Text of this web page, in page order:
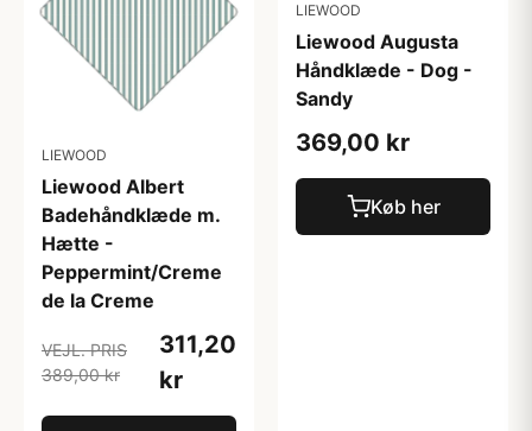
LIEWOOD
Liewood Albert
Badehåndklæde m.
Hætte -
Peppermint/Creme
de la Creme
VEJL. PRIS
389,00 kr
311,20
kr
LIEWOOD
Liewood Augusta
Håndklæde - Dog -
Sandy
369,00 kr
Køb her